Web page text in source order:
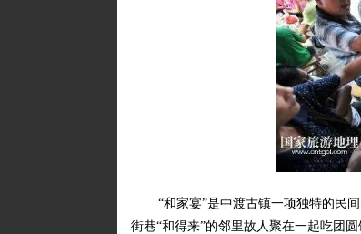
“和家宴”是中渡古镇一项独特的民
街巷“和得来”的邻里故人聚在一起吃团